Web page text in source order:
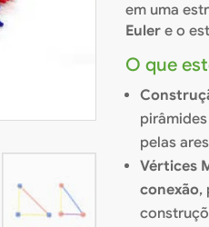
em uma
Euler e o
O que
pelas
Vértices
conexão,